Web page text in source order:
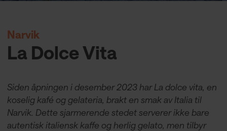
Narvik
La Dolce Vita
Siden åpningen i desember 2023 har La dolce vita, en
koselig kafé og gelateria, brakt en smak av Italia til
Narvik. Dette sjarmerende stedet serverer ikke bare
autentisk italiensk kaffe og herlig gelato, men tilbyr